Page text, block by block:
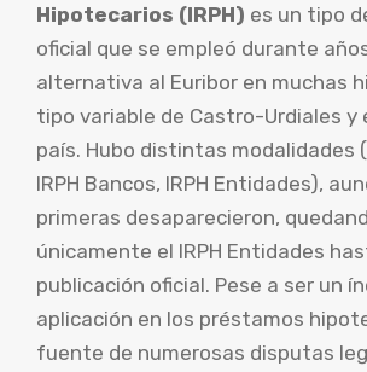
Hipotecarios (IRPH) es un tipo
oficial que se empleó durante
alternativa al Euribor en muchas
tipo variable de Castro-Urdiales y
país. Hubo distintas modalidades
IRPH Bancos, IRPH Entidades),
primeras desaparecieron,
únicamente el IRPH Entidades
publicación oficial. Pese a ser un
aplicación en los préstamos
fuente de numerosas disputas